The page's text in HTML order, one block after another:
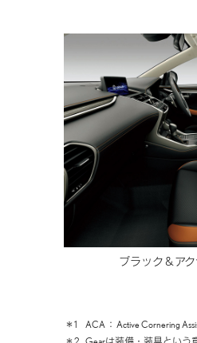
ブラック＆ア
＊1 ACA
Active Cornering